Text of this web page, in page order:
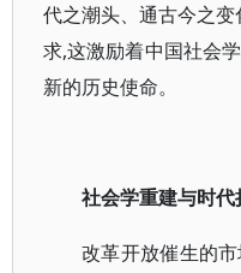
代之潮头、通古今之
求,这激励着中国社会
新的历史使命。
社会学重建与时代
改革开放催生的